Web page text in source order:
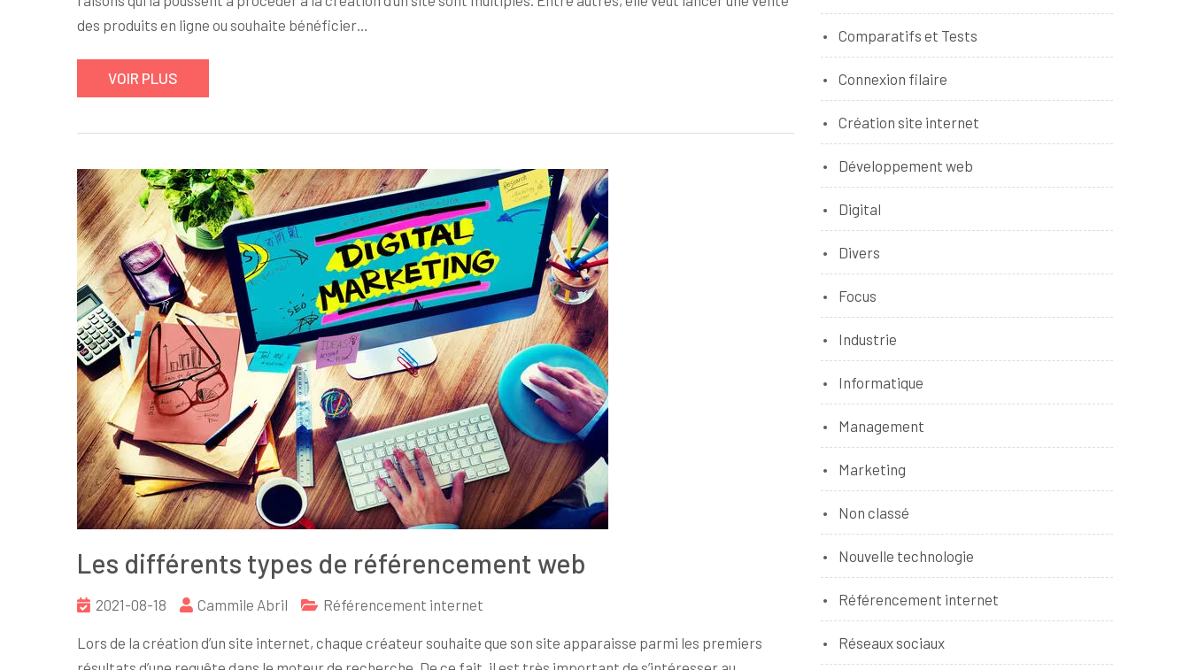
des produits en ligne ou souhaite bénéficier…
VOIR PLUS
Les différents types de référencement web
2021-08-18 Cammile Abril Référencement internet
Lors de la création d’un site internet, chaque créateur souhaite que son site apparaisse parmi les premiers
Comparatifs et Tests
Connexion filaire
Création site internet
Développement web
Digital
Divers
Focus
Industrie
Informatique
Management
Marketing
Non classé
Nouvelle technologie
Référencement internet
Réseaux sociaux